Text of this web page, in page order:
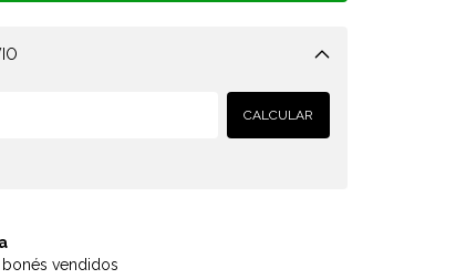
Alterar CEP
CALCULAR
vendidos